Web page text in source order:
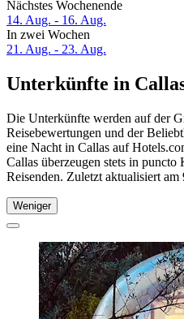
Nächstes Wochenende
14. Aug. - 16. Aug.
In zwei Wochen
21. Aug. - 23. Aug.
Unterkünfte in
Die Unterkünfte werden auf der
Reisebewertungen und der
eine Nacht in Callas auf
Callas überzeugen stets in
Reisenden. Zuletzt aktualisiert am
Weniger